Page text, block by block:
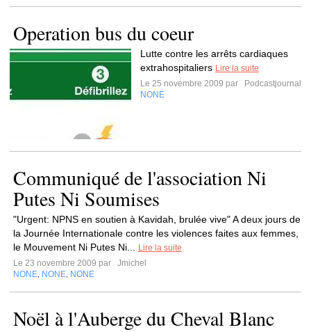
Operation bus du coeur
Lutte contre les arrêts cardiaques
extrahospitaliers Lire la suite
Le 25 novembre 2009 par
Podcastjournal
NONE
Communiqué de l'association Ni
Putes Ni Soumises
"Urgent: NPNS en soutien à Kavidah, brulée vive" A deux jours de
la Journée Internationale contre les violences faites aux femmes,
le Mouvement Ni Putes Ni...
Lire la suite
Le 23 novembre 2009 par
Jmichel
NONE NONE NONE
Noël à l'Auberge du Cheval Blanc